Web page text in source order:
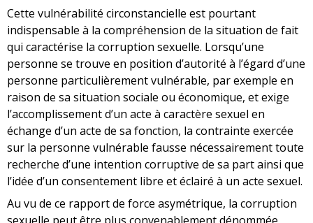
Cette vulnérabilité circonstancielle est pourtant
indispensable à la compréhension de la situation de fait
qui caractérise la corruption sexuelle. Lorsqu’une
personne se trouve en position d’autorité à l’égard d’une
personne particulièrement vulnérable, par exemple en
raison de sa situation sociale ou économique, et exige
l’accomplissement d’un acte à caractère sexuel en
échange d’un acte de sa fonction, la contrainte exercée
sur la personne vulnérable fausse nécessairement toute
recherche d’une intention corruptive de sa part ainsi que
l’idée d’un consentement libre et éclairé à un acte sexuel.
Au vu de ce rapport de force asymétrique, la corruption